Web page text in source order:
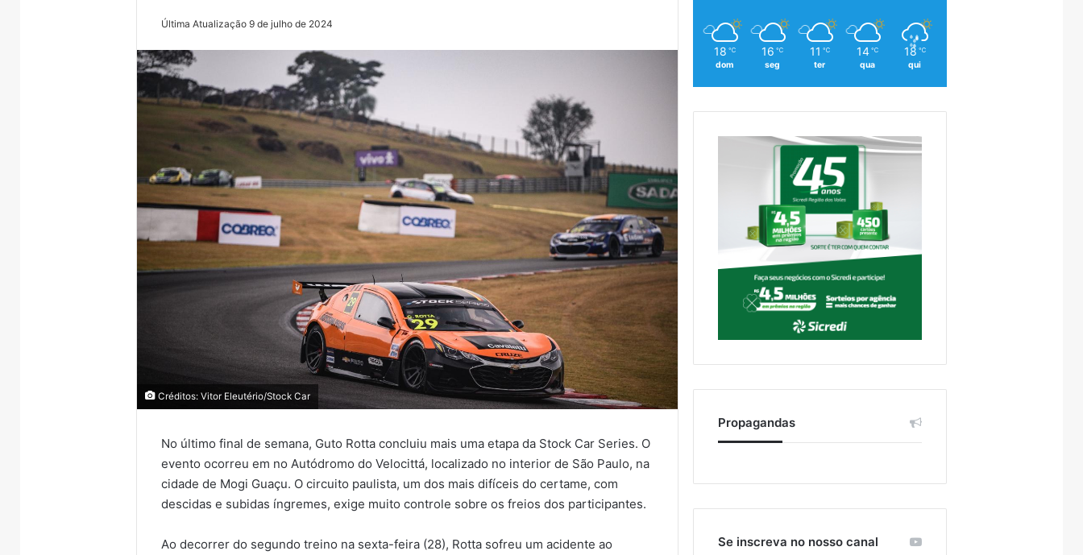
Última Atualização 9 de julho de 2024
Créditos: Vitor Eleutério/Stock Car
No último final de semana, Guto Rotta concluiu mais uma etapa da Stock Car Series. O
evento ocorreu em no Autódromo do Velocittá, localizado no interior de São Paulo, na
cidade de Mogi Guaçu. O circuito paulista, um dos mais difíceis do certame, com
descidas e subidas íngremes, exige muito controle sobre os freios dos participantes.
Ao decorrer do segundo treino na sexta-feira (28), Rotta sofreu um acidente ao
18 ℃
dom
16 ℃
seg
11 ℃
ter
14 ℃
qua
18 ℃
qui
Propagandas
Se inscreva no nosso canal